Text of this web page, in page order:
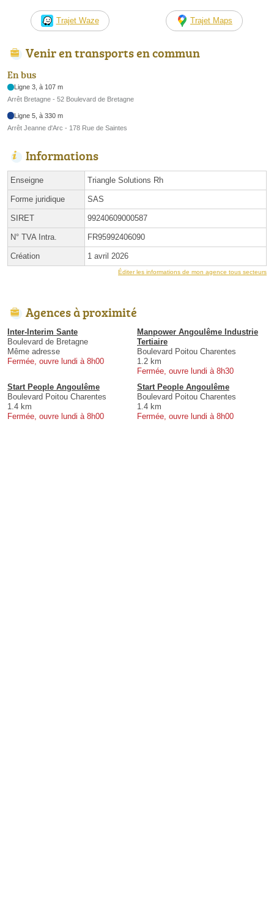
Trajet Waze Trajet Maps
Venir en transports en commun
En bus
Ligne 3, à 107 m
Arrêt Bretagne - 52 Boulevard de Bretagne
Ligne 5, à 330 m
Arrêt Jeanne d'Arc - 178 Rue de Saintes
Informations
Enseigne Triangle Solutions Rh
Forme juridique SAS
SIRET 99240609000587
N° TVA Intra. FR95992406090
Création 1 avril 2026
Éditer les informations de mon agence tous secteurs
Agences à proximité
Inter-Interim Sante
Boulevard de Bretagne
Même adresse
Fermée, ouvre lundi à 8h00
Manpower Angoulême Industrie
Tertiaire
Boulevard Poitou Charentes
1.2 km
Fermée, ouvre lundi à 8h30
Start People Angoulême
Boulevard Poitou Charentes
1.4 km
Fermée, ouvre lundi à 8h00
Start People Angoulême
Boulevard Poitou Charentes
1.4 km
Fermée, ouvre lundi à 8h00